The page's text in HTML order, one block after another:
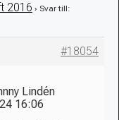
2016 › Svar till:
#18054
Lindén
16:06